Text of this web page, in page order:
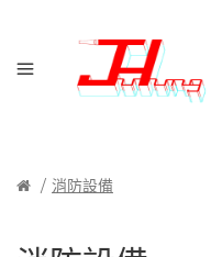
消防設備